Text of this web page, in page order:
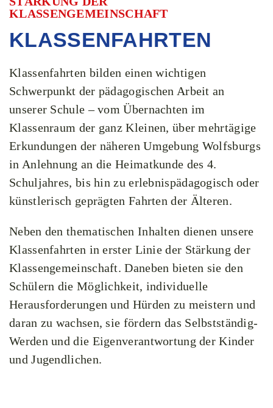
KLASSENGEMEINSCHAFT
KLASSENFAHRTEN
Klassenfahrten bilden einen wichtigen
Schwerpunkt der pädagogischen Arbeit an
unserer Schule – vom Übernachten im
Klassenraum der ganz Kleinen, über mehrtägige
Erkundungen der näheren Umgebung Wolfsburgs
in Anlehnung an die Heimatkunde des 4.
Schuljahres, bis hin zu erlebnispädagogisch oder
künstlerisch geprägten Fahrten der Älteren.
Neben den thematischen Inhalten dienen unsere
Klassenfahrten in erster Linie der Stärkung der
Klassengemeinschaft. Daneben bieten sie den
Schülern die Möglichkeit, individuelle
Herausforderungen und Hürden zu meistern und
daran zu wachsen, sie fördern das Selbstständig-
Werden und die Eigenverantwortung der Kinder
und Jugendlichen.